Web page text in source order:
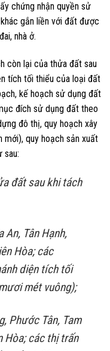
chứng nhận quyền sử
gắn liền với đất được
nhà ở.
còn lại của thửa đất sau
tích tối thiểu của loại đất
kế hoạch sử dụng đất
đích sử dụng đất theo
đô thị, quy hoạch xây
mới), quy hoạch sản xuất
sau:
đất sau khi tách
An, Tân Hạnh,
Hòa; các
diện tích tối
mét vuông);
Phước Tân, Tam
Hòa; các thị trấn